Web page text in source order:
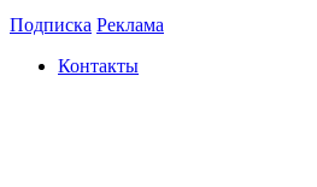
Подписка Реклама
Контакты